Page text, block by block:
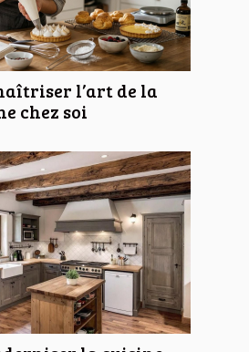
l’art de la
chez soi